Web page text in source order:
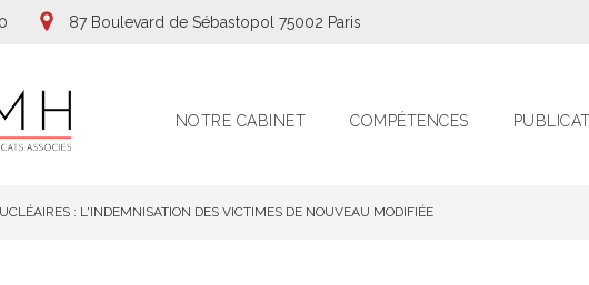
87 Boulevard de Sébastopol 75002 Paris
NOTRE CABINET COMPÉTENCES
: L'INDEMNISATION DES VICTIMES DE NOUVEAU MODIFIÉE